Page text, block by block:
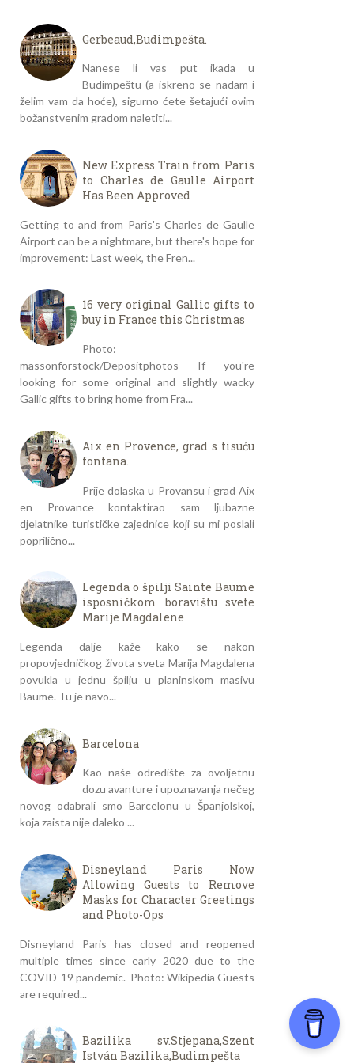
Gerbeaud,Budimpešta.
Nanese li vas put ikada u
Budimpeštu (a iskreno se nadam i
želim vam da hoće), sigurno ćete šetajući ovim
božanstvenim gradom naletiti...
New Express Train from Paris
to Charles de Gaulle Airport
Has Been Approved
Getting to and from Paris's Charles de Gaulle
Airport can be a nightmare, but there's hope for
improvement: Last week, the Fren...
16 very original Gallic gifts to
buy in France this Christmas
Photo:
massonforstock/Depositphotos If you're
looking for some original and slightly wacky
Gallic gifts to bring home from Fra...
Aix en Provence, grad s tisuću
fontana.
Prije dolaska u Provansu i grad Aix
en Provance kontaktirao sam ljubazne
djelatnike turističke zajednice koji su mi poslali
poprilično...
Legenda o špilji Sainte Baume
isposničkom boravištu svete
Marije Magdalene
Legenda dalje kaže kako se nakon
propovjedničkog života sveta Marija Magdalena
povukla u jednu špilju u planinskom masivu
Baume. Tu je navo...
Barcelona
Kao naše odredište za ovoljetnu
dozu avanture i upoznavanja nečeg
novog odabrali smo Barcelonu u Španjolskoj,
koja zaista nije daleko ...
Disneyland Paris Now
Allowing Guests to Remove
Masks for Character Greetings
and Photo-Ops
Disneyland Paris has closed and reopened
multiple times since early 2020 due to the
COVID-19 pandemic. Photo: Wikipedia Guests
are required...
Bazilika sv.Stjepana,Szent
István Bazilika,Budimpešta